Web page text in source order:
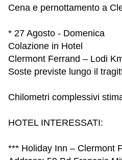
Cena e pernottamento a
* 27 Agosto - Domenica
Colazione in Hotel
Clermont Ferrand – Lodi
Soste previste lungo il
Chilometri complessivi
HOTEL INTERESSATI:
*** Holiday Inn – Clermont